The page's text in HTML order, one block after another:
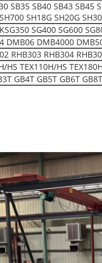
SB35 SB40 SB43 SB45
SH18G SH20G
SG400 SG600
DMB06 DMB4000
RHB303 RHB304
HS TEX110H/HS
GB4T GB5T GB6T